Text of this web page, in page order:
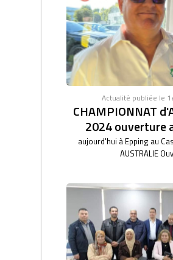
Actualité publiée le
CHAMPIONNAT
2024 ouverture
aujourd'hui à Epping au
AUSTRALIE